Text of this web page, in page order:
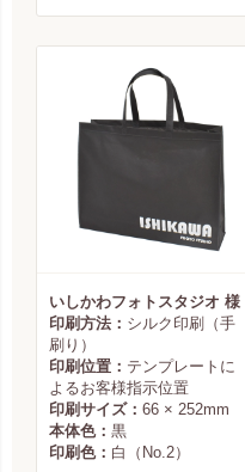
いしかわフォトスタジオ 様
印刷方法： シルク印刷（手
刷り）
印刷位置： テンプレートに
よるお客様指示位置
印刷サイズ： 66 × 252mm
本体色： 黒
印刷色： 白（No.2）